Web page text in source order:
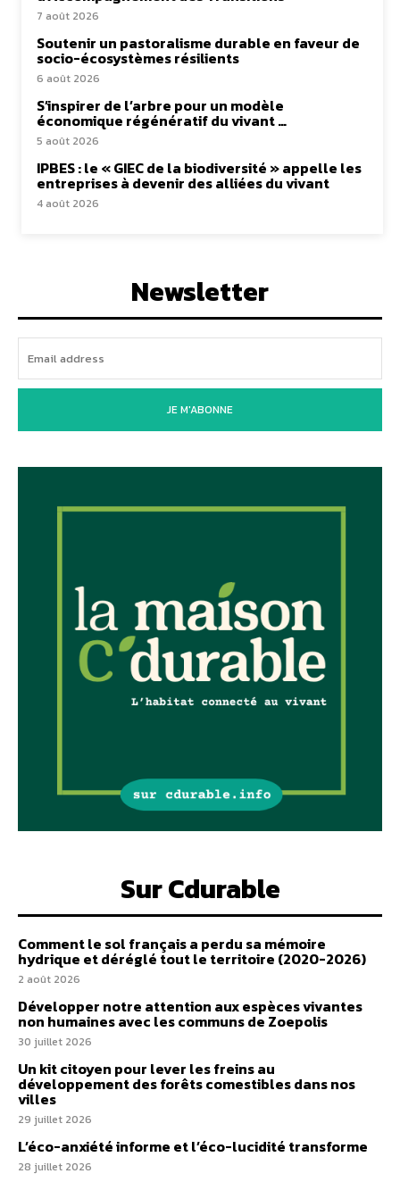
7 août 2026
Soutenir un pastoralisme durable en faveur de
socio-écosystèmes résilients
6 août 2026
S’inspirer de l’arbre pour un modèle
économique régénératif du vivant …
5 août 2026
IPBES : le « GIEC de la biodiversité » appelle les
entreprises à devenir des alliées du vivant
4 août 2026
Newsletter
JE M'ABONNE
Sur Cdurable
Comment le sol français a perdu sa mémoire
hydrique et déréglé tout le territoire (2020-2026)
2 août 2026
Développer notre attention aux espèces vivantes
non humaines avec les communs de Zoepolis
30 juillet 2026
Un kit citoyen pour lever les freins au
développement des forêts comestibles dans nos
villes
29 juillet 2026
L’éco-anxiété informe et l’éco-lucidité transforme
28 juillet 2026